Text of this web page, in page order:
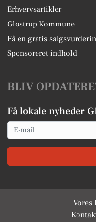
Erhvervsartikler
Glostrup Kommune
Få en gratis
Sponsoreret indhold
BLIV
Få lokale nyheder
Email
Vores